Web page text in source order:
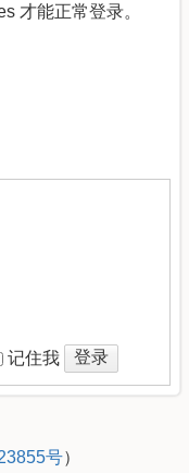
才能正常登录。
记住我 登录
号）